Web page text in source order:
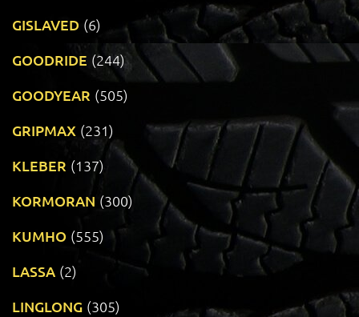
GISLAVED (6)
GOODRIDE (244)
GOODYEAR (505)
GRIPMAX (231)
KLEBER (137)
KORMORAN (300)
KUMHO (555)
LASSA (2)
LINGLONG (305)